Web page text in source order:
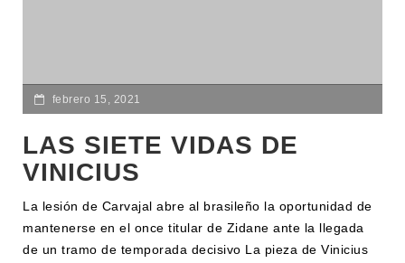
febrero 15, 2021
LAS SIETE VIDAS DE
VINICIUS
La lesión de Carvajal abre al brasileño la oportunidad de
mantenerse en el once titular de Zidane ante la llegada
de un tramo de temporada decisivo La pieza de Vinicius